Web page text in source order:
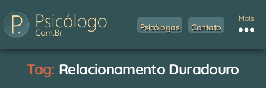
Psicólogas Contato
Mais
Tag: Relacionamento Duradouro